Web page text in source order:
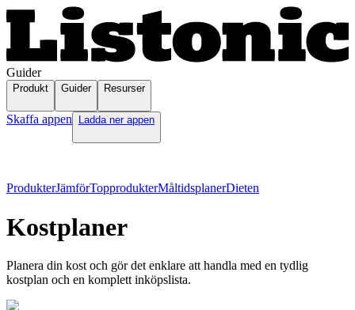
Guider
Produkt Guider Resurser
Skaffa appen Ladda ner appen
ProdukterJämförTopprodukterMåltidsplanerDieten
Kostplaner
Planera din kost och gör det enklare att handla med en tydlig
kostplan och en komplett inköpslista.